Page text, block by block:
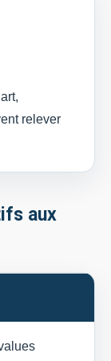
relever
aux